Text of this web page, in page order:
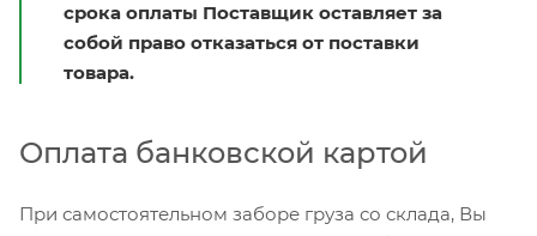
срока оплаты Поставщик оставляет за
собой право отказаться от поставки
товара.
Оплата банковской картой
При самостоятельном заборе груза со склада, Вы